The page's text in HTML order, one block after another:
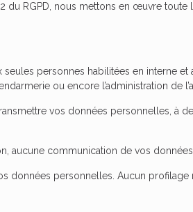
du RGPD, nous mettons en œuvre
seules personnes habilitées en interne
ou encore l’administration de
vos données personnelles, à
aucune communication de vos
données personnelles. Aucun